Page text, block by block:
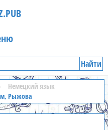
Найти
Немецкий язык
Рыжова